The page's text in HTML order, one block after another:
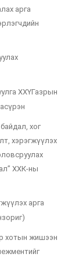
арга
ХХҮГазрын
хог
хэрэгжүүлэх
ХХК-ны
арга
хотын жишээн